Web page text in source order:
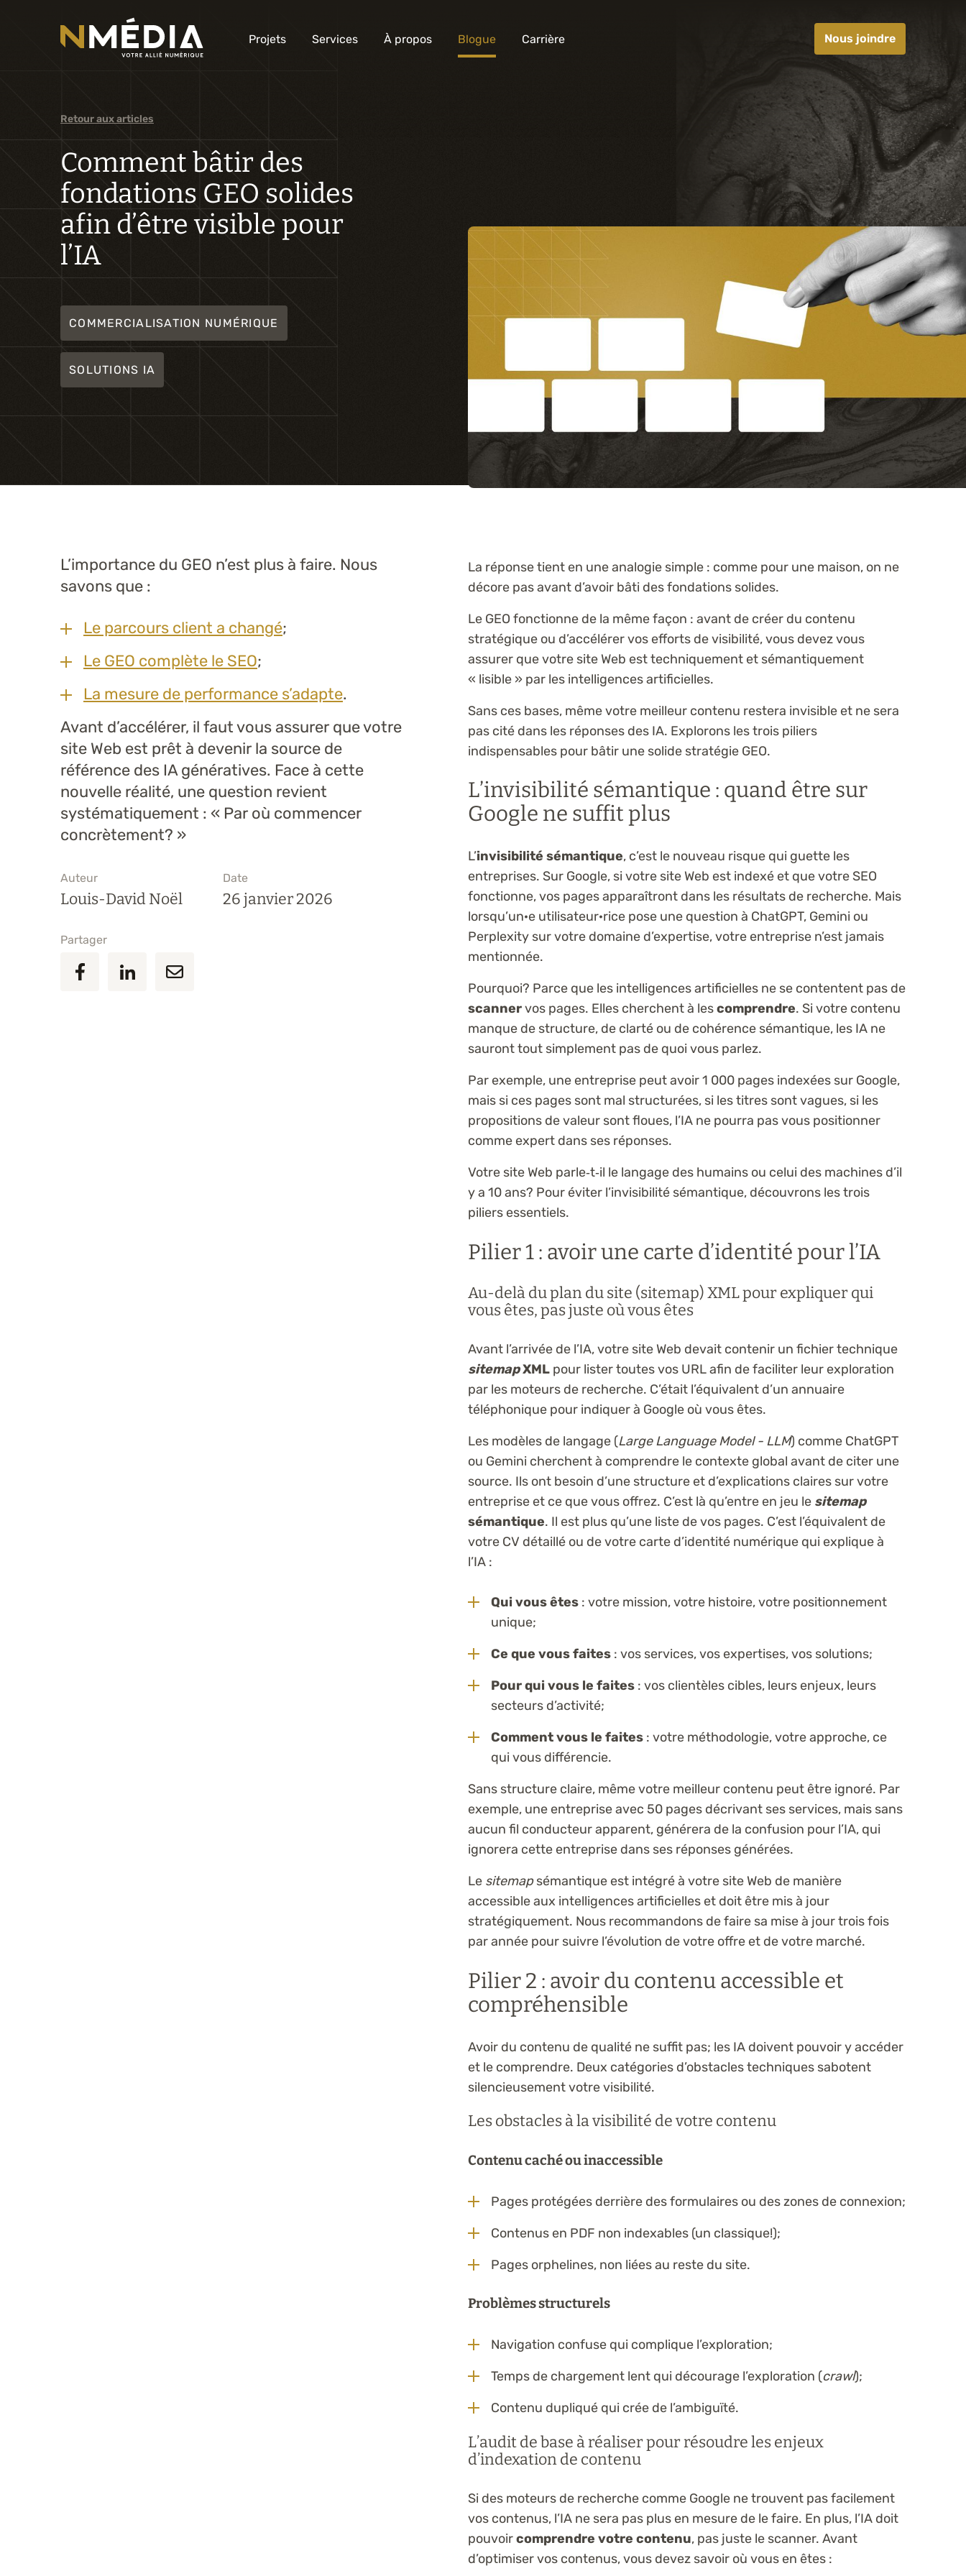
Projets Services
Analyse et conception numérique
Développement sur mesure
Expérience mobile
Intégration de solutions d’affaires
Intelligence artificielle
À propos Blogue Carrière Nous joindre
Retour aux articles
Comment bâtir des
fondations GEO solides
afin d’être visible pour
l’IA
COMMERCIALISATION NUMÉRIQUE
SOLUTIONS IA
L’importance du GEO n’est plus à faire. Nous
savons que :
Le parcours client a changé;
Le GEO complète le SEO;
La mesure de performance s’adapte.
Avant d’accélérer, il faut vous assurer que votre
site Web est prêt à devenir la source de
référence des IA génératives. Face à cette
nouvelle réalité, une question revient
systématiquement : « Par où commencer
concrètement? »
Auteur
Louis-David Noël
Date
26 janvier 2026
Partager
La réponse tient en une analogie simple : comme pour une maison, on ne
décore pas avant d’avoir bâti des fondations solides.
Le GEO fonctionne de la même façon : avant de créer du contenu
stratégique ou d’accélérer vos efforts de visibilité, vous devez vous
assurer que votre site Web est techniquement et sémantiquement
« lisible » par les intelligences artificielles.
Sans ces bases, même votre meilleur contenu restera invisible et ne sera
pas cité dans les réponses des IA. Explorons les trois piliers
indispensables pour bâtir une solide stratégie GEO.
L’invisibilité sémantique : quand être sur
Google ne suffit plus
L’invisibilité sémantique, c’est le nouveau risque qui guette les
entreprises. Sur Google, si votre site Web est indexé et que votre SEO
fonctionne, vos pages apparaîtront dans les résultats de recherche. Mais
lorsqu’un·e utilisateur·rice pose une question à ChatGPT, Gemini ou
Perplexity sur votre domaine d’expertise, votre entreprise n’est jamais
mentionnée.
Pourquoi? Parce que les intelligences artificielles ne se contentent pas de
scannervos pages. Elles cherchent à lescomprendre. Si votre contenu
manque de structure, de clarté ou de cohérence sémantique, les IA ne
sauront tout simplement pas de quoi vous parlez.
Par exemple, une entreprise peut avoir 1 000 pages indexées sur Google,
mais si ces pages sont mal structurées, si les titres sont vagues, si les
propositions de valeur sont floues, l’IA ne pourra pas vous positionner
comme expert dans ses réponses.
Votre site Web parle‑t‑il le langage des humains ou celui des machines d’il
y a 10 ans? Pour éviter l’invisibilité sémantique, découvrons les trois
piliers essentiels.
Pilier 1 : avoir une carte d’identité pour l’IA
Au-delà du plan du site (sitemap) XML pour expliquer qui
vous êtes, pas juste où vous êtes
Avant l’arrivée de l’IA, votre site Web devait contenir un fichier technique
sitemapXML pour lister toutes vos URL afin de faciliter leur exploration
par les moteurs de recherche. C’était l’équivalent d’un annuaire
téléphonique pour indiquer à Google où vous êtes.
Les modèles de langage (Large Language Model - LLM) comme ChatGPT
ou Gemini cherchent à comprendre le contexte global avant de citer une
source. Ils ont besoin d’une structure et d’explications claires sur votre
entreprise et ce que vous offrez. C’est là qu’entre en jeu le sitemap
sémantique. Il est plus qu’une liste de vos pages. C’est l’équivalent de
votre CV détaillé ou de votre carte d’identité numérique qui explique à
l’IA :
Qui vous êtes : votre mission, votre histoire, votre positionnement
unique;
Ce que vous faites : vos services, vos expertises, vos solutions;
Pour qui vous le faites : vos clientèles cibles, leurs enjeux, leurs
secteurs d’activité;
Comment vous le faites : votre méthodologie, votre approche, ce
qui vous différencie.
Sans structure claire, même votre meilleur contenu peut être ignoré. Par
exemple, une entreprise avec 50 pages décrivant ses services, mais sans
aucun fil conducteur apparent, générera de la confusion pour l’IA, qui
ignorera cette entreprise dans ses réponses générées.
Le sitemapsémantique est intégré à votre site Web de manière
accessible aux intelligences artificielles et doit être mis à jour
stratégiquement. Nous recommandons de faire sa mise à jour trois fois
par année pour suivre l’évolution de votre offre et de votre marché.
Pilier 2 : avoir du contenu accessible et
compréhensible
Avoir du contenu de qualité ne suffit pas; les IA doivent pouvoir y accéder
et le comprendre. Deux catégories d’obstacles techniques sabotent
silencieusement votre visibilité.
Les obstacles à la visibilité de votre contenu
Contenu caché ou inaccessible
Pages protégées derrière des formulaires ou des zones de connexion;
Contenus en PDF non indexables (un classique!);
Pages orphelines, non liées au reste du site.
Problèmes structurels
Navigation confuse qui complique l’exploration;
Temps de chargement lent qui décourage l’exploration (crawl);
Contenu dupliqué qui crée de l’ambiguïté.
L’audit de base à réaliser pour résoudre les enjeux
d’indexation de contenu
Si des moteurs de recherche comme Google ne trouvent pas facilement
vos contenus, l’IA ne sera pas plus en mesure de le faire. En plus, l’IA doit
pouvoircomprendre votre contenu, pas juste le scanner. Avant
d’optimiser vos contenus, vous devez savoir où vous en êtes :